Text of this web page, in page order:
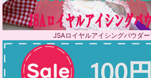
JSAロイヤルアイシングパウダ